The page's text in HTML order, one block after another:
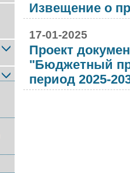
Извещение о
17-01-2025
Проект
"Бюджетный
период 2025-